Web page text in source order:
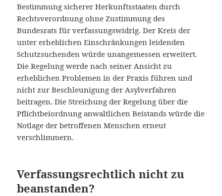
Bestimmung sicherer Herkunftsstaaten durch
Rechtsverordnung ohne Zustimmung des
Bundesrats für verfassungswidrig. Der Kreis der
unter erheblichen Einschränkungen leidenden
Schutzsuchenden würde unangemessen erweitert.
Die Regelung werde nach seiner Ansicht zu
erheblichen Problemen in der Praxis führen und
nicht zur Beschleunigung der Asylverfahren
beitragen. Die Streichung der Regelung über die
Pflichtbeiordnung anwaltlichen Beistands würde die
Notlage der betroffenen Menschen erneut
verschlimmern.
Verfassungsrechtlich nicht zu
beanstanden?